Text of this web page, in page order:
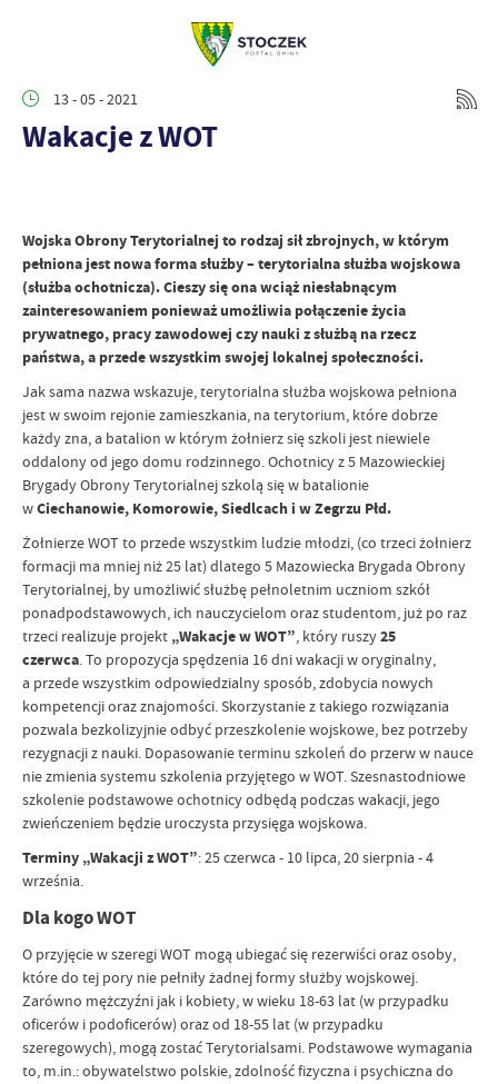
13 - 05 - 2021
Wakacje z WOT
Wojska Obrony Terytorialnej to rodzaj sił zbrojnych, w którym
pełniona jest nowa forma służby – terytorialna służba wojskowa
(służba ochotnicza). Cieszy się ona wciąż niesłabnącym
zainteresowaniem ponieważ umożliwia połączenie życia
prywatnego, pracy zawodowej czy nauki z służbą na rzecz
państwa, a przede wszystkim swojej lokalnej społeczności.
Jak sama nazwa wskazuje, terytorialna służba wojskowa pełniona
jest w swoim rejonie zamieszkania, na terytorium, które dobrze
każdy zna, a batalion w którym żołnierz się szkoli jest niewiele
oddalony od jego domu rodzinnego. Ochotnicy z 5 Mazowieckiej
Brygady Obrony Terytorialnej szkolą się w batalionie
wCiechanowie, Komorowie, Siedlcach i w Zegrzu Płd.
Żołnierze WOT to przede wszystkim ludzie młodzi, (co trzeci żołnierz
formacji ma mniej niż 25 lat) dlatego 5 Mazowiecka Brygada Obrony
Terytorialnej, by umożliwić służbę pełnoletnim uczniom szkół
ponadpodstawowych, ich nauczycielom oraz studentom, już po raz
trzeci realizuje projekt „Wakacje w WOT”, który ruszy25
czerwca. To propozycja spędzenia 16 dni wakacji w oryginalny,
a przede wszystkim odpowiedzialny sposób, zdobycia nowych
kompetencji oraz znajomości. Skorzystanie z takiego rozwiązania
pozwala bezkolizyjnie odbyć przeszkolenie wojskowe, bez potrzeby
rezygnacji z nauki. Dopasowanie terminu szkoleń do przerw w nauce
nie zmienia systemu szkolenia przyjętego w WOT. Szesnastodniowe
szkolenie podstawowe ochotnicy odbędą podczas wakacji, jego
zwieńczeniem będzie uroczysta przysięga wojskowa.
Terminy „Wakacji z WOT”: 25 czerwca - 10 lipca, 20 sierpnia - 4
września.
Dla kogo WOT
O przyjęcie w szeregi WOT mogą ubiegać się rezerwiści oraz osoby,
które do tej pory nie pełniły żadnej formy służby wojskowej.
Zarówno mężczyźni jak i kobiety, w wieku 18-63 lat (w przypadku
oficerów i podoficerów) oraz od 18-55 lat (w przypadku
szeregowych), mogą zostać Terytorialsami. Podstawowe wymagania
to, m.in.: obywatelstwo polskie, zdolność fizyczna i psychiczna do